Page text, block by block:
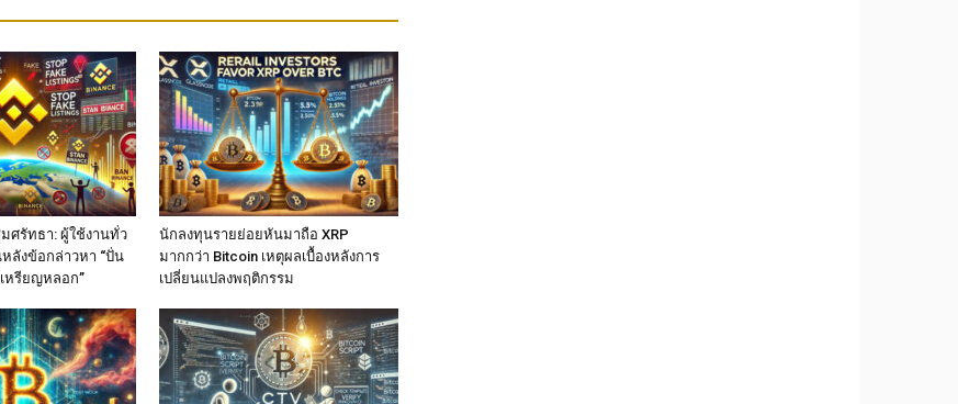
ศรัทธา: ผู้ใช้งานทั่ว
ลังข้อกล่าวหา “ปั่น
หรียญหลอก”
นักลงทุนรายย่อยหันมาถือ XRP
มากกว่า Bitcoin เหตุผลเบื้องหลังการ
เปลี่ยนแปลงพฤติกรรม